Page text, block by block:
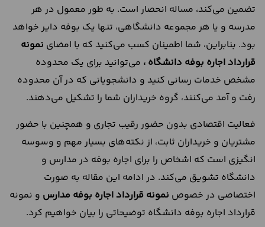
تضمین می‌کند، مساله انحصار است. به طور معمول در هر
مدرسه و یا هر مجموعه دانشگاهی، تنها یک بوفه دایر خواهد
بود. بنابراین، شما اطمینان کسب می‌کنید که با امضای نمونه
قرارداد اجاره بوفه دانشگاه ، می‌توانید برای یک محدوده
مشخص خدمات رسانی کنید و دانشجویانی که در آن محدوده
رفت و آمد می‌کنند، گروه خریداران شما را تشکیل می‌دهند.
فعالیت اقتصادی بدون حضور رقیب تجاری و همچنین با حضور
مشتریان و خریداران ثابت، از نکته‌های بسیار مهم و وسوسه
انگیزی است که اشخاص را برای اجاره بوفه در مدارس و
دانشگاه تشویق می‌کند. در ادامه این مقاله به صورت
اختصاصی در خصوص نمونه قرارداد اجاره بوفه مدارس و نمونه
قرارداد اجاره بوفه دانشگاه توضیحاتی را بیان خواهیم کرد.